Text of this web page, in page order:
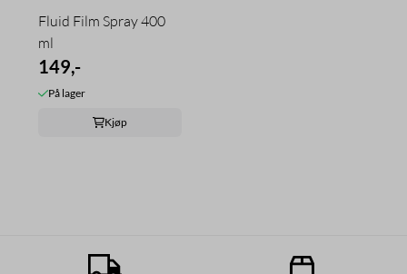
Fluid Film Spray 400
ml
149,-
På lager
Kjøp